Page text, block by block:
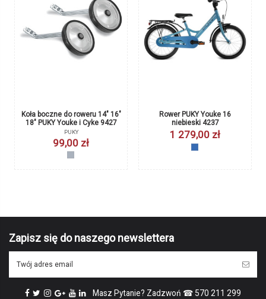
Aluminiowa
Wysokość siodełka 49 - 58 cm
V-brake przód/Torpedo tył
Osłona kierownicy
Podpórka
8,2 kg (* bez pedałów i podpórki)
Koła boczne do roweru 14" 16"
18" PUKY Youke i Cyke 9427
PUKY
99,00 zł
srebrny
Koła boczne do roweru 14" 16"
18" PUKY Youke i Cyke 9427
PUKY
99,00 zł
srebrny
Rower PUKY Youke 16
niebieski 4237
1 279,00 zł
niebieski
Zapisz się do naszego newslettera
Masz Pytanie? Zadzwoń ☎ 570 211 299